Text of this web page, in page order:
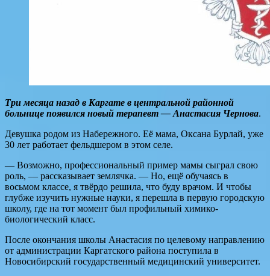
Три месяца назад в Каргате в центральной районной
больнице появился новый терапевт — Анастасия Чернова.
Девушка родом из Набережного. Её мама, Оксана Бурлай, уже
30 лет работает фельдшером в этом селе.
— Возможно, профессиональный пример мамы сыграл свою
роль, — рассказывает землячка. — Но, ещё обучаясь в
восьмом классе, я твёрдо решила, что буду врачом. И чтобы
глубже изучить нужные науки, я перешла в первую городскую
школу, где на тот момент был профильный химико-
биологический класс.
После окончания школы Анастасия по целевому направлению
от администрации Каргатского района поступила в
Новосибирский государственный медицинский университет.